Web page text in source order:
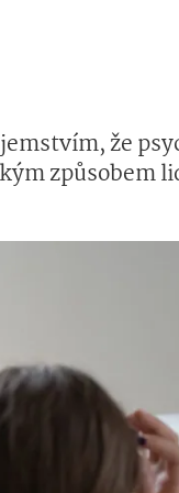
že
způsobem